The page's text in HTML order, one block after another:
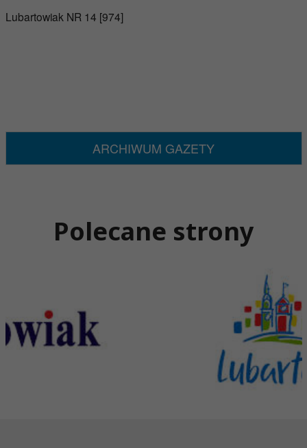
Lubartowiak NR 14 [974]
ARCHIWUM GAZETY
Polecane strony